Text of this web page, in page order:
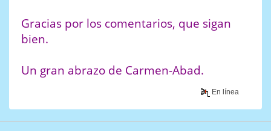
Gracias por los comentarios, que sigan
bien.
Un gran abrazo de Carmen-Abad.
En línea